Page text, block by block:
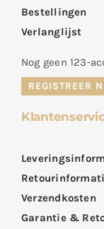
Bestellingen
Verlanglijst
Nog geen 123-
REGISTREER
Verzendkosten
Garantie &